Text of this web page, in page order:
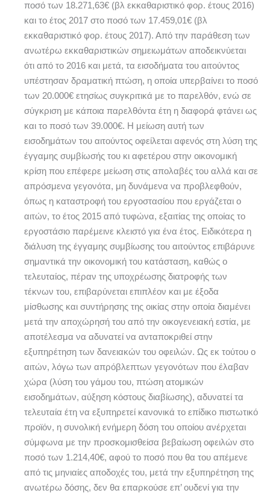
ποσό των 18.271,63€ (βλ εκκαθαριστικό φορ. έτους 2016)
και το έτος 2017 στο ποσό των 17.459,01€ (βλ
εκκαθαριστικό φορ. έτους 2017). Από την παράθεση των
ανωτέρω εκκαθαριστικών σημειωμάτων αποδεικνύεται
ότι από το 2016 και μετά, τα εισοδήματα του αιτούντος
υπέστησαν δραματική πτώση, η οποία υπερβαίνει το ποσό
των 20.000€ ετησίως συγκριτικά με το παρελθόν, ενώ σε
σύγκριση με κάποια παρελθόντα έτη η διαφορά φτάνει ως
και το ποσό των 39.000€. Η μείωση αυτή των
εισοδημάτων του αιτούντος οφείλεται αφενός στη λύση της
έγγαμης συμβίωσής του κι αφετέρου στην οικονομική
κρίση που επέφερε μείωση στις απολαβές του αλλά και σε
απρόσμενα γεγονότα, μη δυνάμενα να προβλεφθούν,
όπως η καταστροφή του εργοστασίου που εργάζεται ο
αιτών, το έτος 2015 από τυφώνα, εξαιτίας της οποίας το
εργοστάσιο παρέμεινε κλειστό για ένα έτος. Ειδικότερα η
διάλυση της έγγαμης συμβίωσης του αιτούντος επιβάρυνε
σημαντικά την οικονομική του κατάσταση, καθώς ο
τελευταίος, πέραν της υποχρέωσης διατροφής των
τέκνων του, επιβαρύνεται επιπλέον και με έξοδα
μίσθωσης και συντήρησης της οικίας στην οποία διαμένει
μετά την αποχώρησή του από την οικογενειακή εστία, με
αποτέλεσμα να αδυνατεί να ανταποκριθεί στην
εξυπηρέτηση των δανειακών του οφειλών. Ως εκ τούτου ο
αιτών, λόγω των απρόβλεπτων γεγονότων που έλαβαν
χώρα (λύση του γάμου του, πτώση ατομικών
εισοδημάτων, αύξηση κόστους διαβίωσης), αδυνατεί τα
τελευταία έτη να εξυπηρετεί κανονικά το επίδικο πιστωτικό
προϊόν, η συνολική ενήμερη δόση του οποίου ανέρχεται
σύμφωνα με την προσκομισθείσα βεβαίωση οφειλών στο
ποσό των 1.214,40€, αφού τo ποσό που θα του απέμενε
από τις μηνιαίες αποδοχές του, μετά την εξυπηρέτηση της
ανωτέρω δόσης, δεν θα επαρκούσε επ’ ουδενί για την